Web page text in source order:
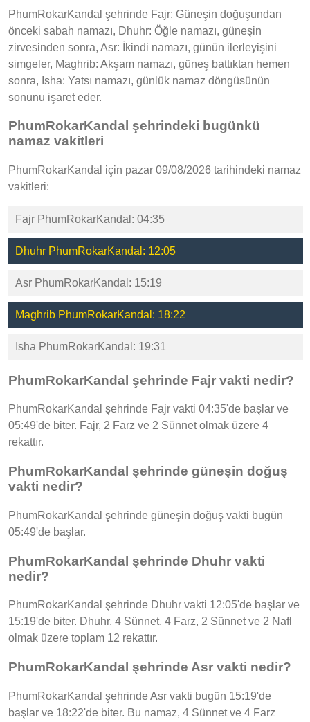
PhumRokarKandal şehrinde Fajr: Güneşin doğuşundan
önceki sabah namazı, Dhuhr: Öğle namazı, güneşin
zirvesinden sonra, Asr: İkindi namazı, günün ilerleyişini
simgeler, Maghrib: Akşam namazı, güneş battıktan hemen
sonra, Isha: Yatsı namazı, günlük namaz döngüsünün
sonunu işaret eder.
PhumRokarKandal şehrindeki bugünkü
namaz vakitleri
PhumRokarKandal için pazar 09/08/2026 tarihindeki namaz
vakitleri:
Fajr PhumRokarKandal: 04:35
Dhuhr PhumRokarKandal: 12:05
Asr PhumRokarKandal: 15:19
Maghrib PhumRokarKandal: 18:22
Isha PhumRokarKandal: 19:31
PhumRokarKandal şehrinde Fajr vakti nedir?
PhumRokarKandal şehrinde Fajr vakti 04:35'de başlar ve
05:49'de biter. Fajr, 2 Farz ve 2 Sünnet olmak üzere 4
rekattır.
PhumRokarKandal şehrinde güneşin doğuş
vakti nedir?
PhumRokarKandal şehrinde güneşin doğuş vakti bugün
05:49'de başlar.
PhumRokarKandal şehrinde Dhuhr vakti
nedir?
PhumRokarKandal şehrinde Dhuhr vakti 12:05'de başlar ve
15:19'de biter. Dhuhr, 4 Sünnet, 4 Farz, 2 Sünnet ve 2 Nafl
olmak üzere toplam 12 rekattır.
PhumRokarKandal şehrinde Asr vakti nedir?
PhumRokarKandal şehrinde Asr vakti bugün 15:19'de
başlar ve 18:22'de biter. Bu namaz, 4 Sünnet ve 4 Farz